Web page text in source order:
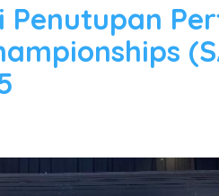
Penutupan